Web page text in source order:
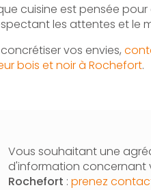
cuisine est pensée
les attentes et le
vos envies,
bois et noir à Rochefort.
Vous souhaitant une
d'information concernant
Rochefort : prenez